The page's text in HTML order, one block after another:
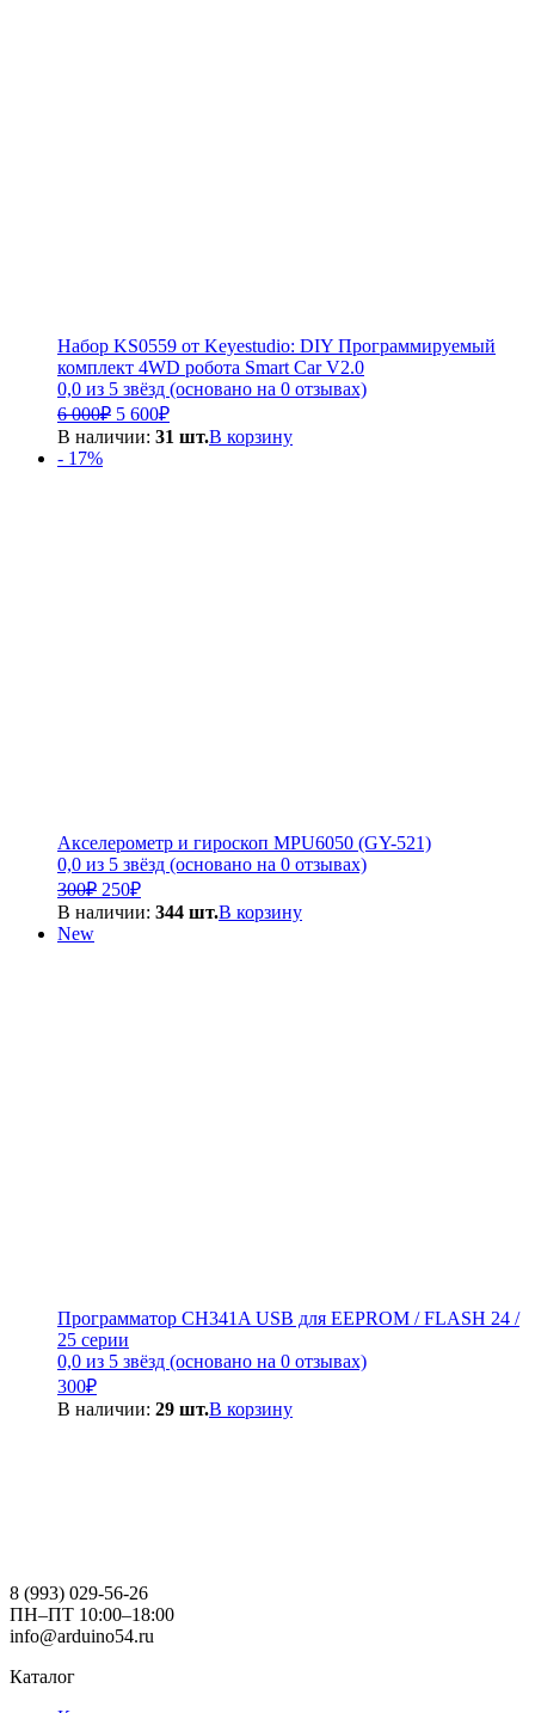
Набор KS0559 от Keyestudio: DIY Программируемый
комплект 4WD робота Smart Car V2.0
0,0 из 5 звёзд (основано на 0 отзывах)
6 000₽ Первоначальная
цена
5 600₽Текущая
цена:
В наличии: 31 шт.В корзину
- 17%
Акселерометр и гироскоп MPU6050 (GY-521)
0,0 из 5 звёзд (основано на 0 отзывах)
300₽ Первоначальная
цена
250₽Текущая
цена:
В наличии: 344 шт.В корзину
New
Программатор CH341A USB для EEPROM / FLASH 24 /
25 серии
0,0 из 5 звёзд (основано на 0 отзывах)
300₽
В наличии: 29 шт.В корзину
8 (993) 029-56-26
ПН–ПТ 10:00–18:00
info@arduino54.ru
Каталог